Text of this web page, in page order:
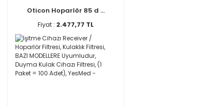
Oticon Hoparlör 85 d ...
Fiyat : 2.477,77 TL